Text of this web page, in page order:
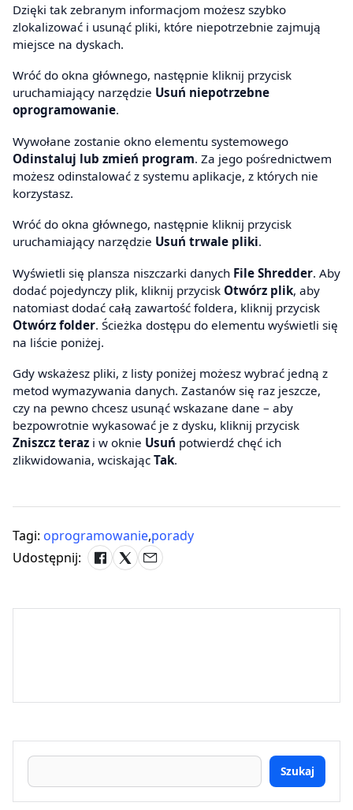
Dzięki tak zebranym informacjom możesz szybko
zlokalizować i usunąć pliki, które niepotrzebnie zajmują
miejsce na dyskach.
Wróć do okna głównego, następnie kliknij przycisk
uruchamiający narzędzie Usuń niepotrzebne
oprogramowanie.
Wywołane zostanie okno elementu systemowego
Odinstaluj lub zmień program. Za jego pośrednictwem
możesz odinstalować z systemu aplikacje, z których nie
korzystasz.
Wróć do okna głównego, następnie kliknij przycisk
uruchamiający narzędzie Usuń trwale pliki.
Wyświetli się plansza niszczarki danych File Shredder. Aby
dodać pojedynczy plik, kliknij przycisk Otwórz plik, aby
natomiast dodać całą zawartość foldera, kliknij przycisk
Otwórz folder. Ścieżka dostępu do elementu wyświetli się
na liście poniżej.
Gdy wskażesz pliki, z listy poniżej możesz wybrać jedną z
metod wymazywania danych. Zastanów się raz jeszcze,
czy na pewno chcesz usunąć wskazane dane – aby
bezpowrotnie wykasować je z dysku, kliknij przycisk
Zniszcz teraz i w oknie Usuń potwierdź chęć ich
zlikwidowania, wciskając Tak.
Tagi: oprogramowanie,porady
Udostępnij:
Szukaj